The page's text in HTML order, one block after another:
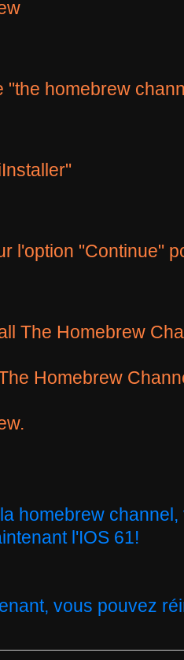
"the homebrew
l'option "Continue"
The Homebrew
Homebrew
homebrew
l'IOS 61!
vous pouvez